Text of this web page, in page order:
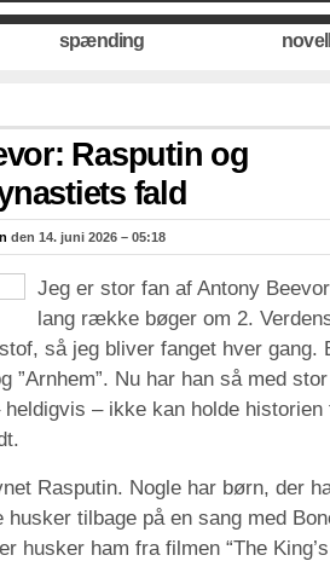
spænding
Rasputin og
fald
den 14. juni 2026 – 05:18
Jeg er stor fan af Antony
lang række bøger om 2.
så jeg bliver fanget hver gang.
”Arnhem”. Nu har han så med
– ikke kan holde
Rasputin. Nogle har børn, der
husker tilbage på en sang med
husker ham fra filmen “The